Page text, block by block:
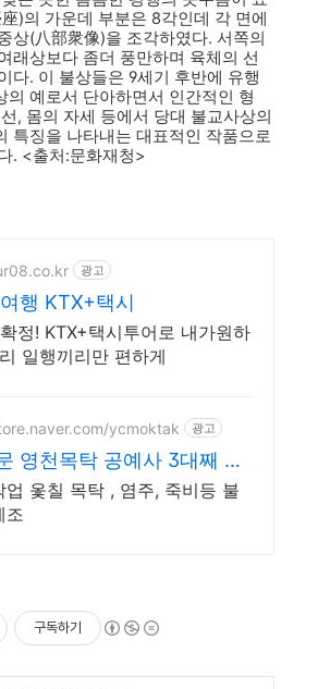
)의 가운데 부분은 8각인데 각 면에
상(八部衆像)을 조각하였다. 서쪽의
래상보다 좀더 풍만하며 육체의 선
다. 이 불상들은 9세기 후반에 유행
의 예로서 단아하면서 인간적인 형
, 몸의 자세 등에서 당대 불교사상의
특징을 나타내는 대표적인 작품으로
. <출처:문화재청>
광고
행 KTX+택시
정! KTX+택시투어로 내가원하
일행끼리만 편하게
ycmoktak 광고
영천목탁 공예사 3대째 이
게
업 옻칠 목탁 , 염주, 죽비등 불
조
구독하기